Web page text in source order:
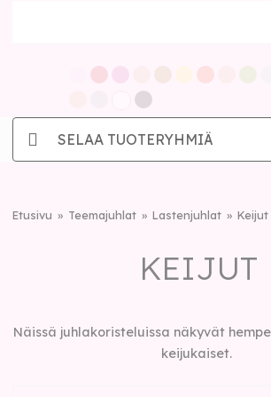
SELAA TUOTERYHMIÄ
Etusivu Teemajuhlat Lastenjuhlat Keijut
KEIJUT
Näissä juhlakoristeluissa näkyvät
keijukaiset.